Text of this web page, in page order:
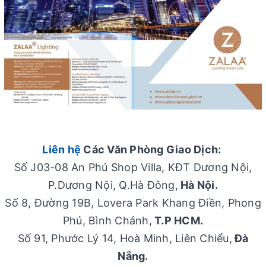
Liên hệ Các Văn Phòng Giao Dịch:
Số J03-08 An Phú Shop Villa, KĐT Dương Nội,
P.Dương Nội, Q.Hà Đông, Hà Nội.
Số 8, Đường 19B, Lovera Park Khang Điền, Phong
Phú, Bình Chánh, T.P HCM.
Số 91, Phước Lý 14, Hoà Minh, Liên Chiểu,Đà
Nẵng.